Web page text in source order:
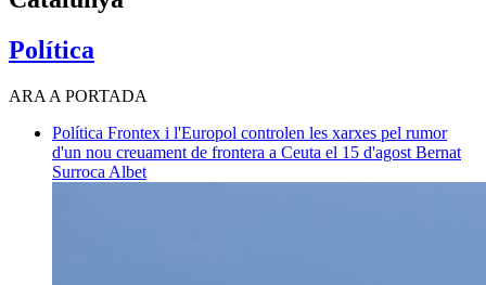
Política
ARA A PORTADA
Política Frontex i l'Europol controlen les xarxes pel rumor
d'un nou creuament de frontera a Ceuta el 15 d'agost Bernat
Surroca Albet